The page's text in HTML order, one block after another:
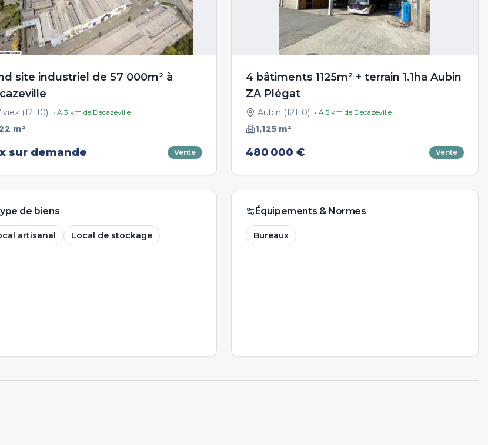
site industriel de 57 000m² à
(12110) • À3 km de Decazeville
m²
sur demande Vente
4 bâtiments 1125m² + terrain 1.1ha Aubin
ZA Plégat
Aubin (12110) • À 5km de Decazeville
1,125m²
480 000 € Vente
de biens
artisanal Local de stockage
Équipements & Normes
Bureaux